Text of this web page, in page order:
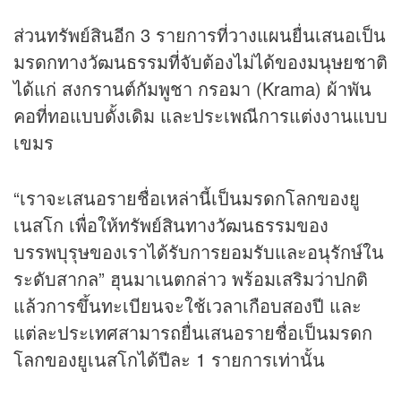
ส่วนทรัพย์สินอีก 3 รายการที่วางแผนยื่นเสนอเป็น
มรดกทางวัฒนธรรมที่จับต้องไม่ได้ของมนุษยชาติ
ได้แก่ สงกรานต์กัมพูชา กรอมา (Krama) ผ้าพัน
คอที่ทอแบบดั้งเดิม และประเพณีการแต่งงานแบบ
เขมร
“เราจะเสนอรายชื่อเหล่านี้เป็นมรดกโลกของยู
เนสโก เพื่อให้ทรัพย์สินทางวัฒนธรรมของ
บรรพบุรุษของเราได้รับการยอมรับและอนุรักษ์ใน
ระดับสากล” ฮุนมาเนตกล่าว พร้อมเสริมว่าปกติ
แล้วการขึ้นทะเบียนจะใช้เวลาเกือบสองปี และ
แต่ละประเทศสามารถยื่นเสนอรายชื่อเป็นมรดก
โลกของยูเนสโกได้ปีละ 1 รายการเท่านั้น